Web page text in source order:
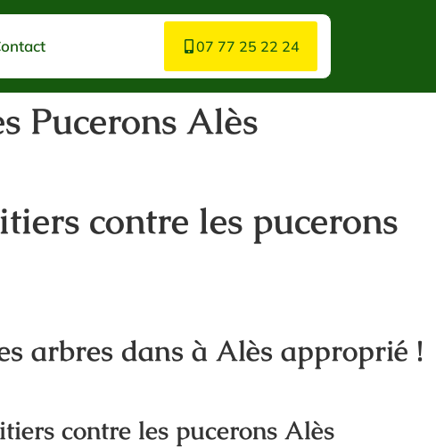
07 77 25 22 24
Pucerons Alès
contre les pucerons
arbres dans à Alès approprié !
contre les pucerons Alès